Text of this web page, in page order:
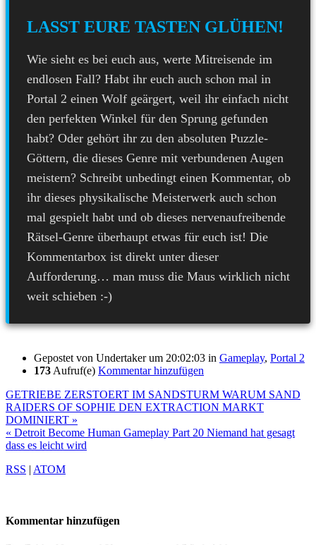
LASST EURE TASTEN GLÜHEN!
Wie sieht es bei euch aus, werte Mitreisende im
endlosen Fall? Habt ihr euch auch schon mal in
Portal 2 einen Wolf geärgert, weil ihr einfach nicht
den perfekten Winkel für den Sprung gefunden
habt? Oder gehört ihr zu den absoluten Puzzle-
Göttern, die dieses Genre mit verbundenen Augen
meistern? Schreibt unbedingt einen Kommentar, ob
ihr dieses physikalische Meisterwerk auch schon
mal gespielt habt und ob dieses nervenaufreibende
Rätsel-Genre überhaupt etwas für euch ist! Die
Kommentarbox ist direkt unter dieser
Aufforderung… man muss die Maus wirklich nicht
weit schieben :-)
Gepostet von Undertakerum 20:02:03 in Gameplay, Portal 2
173 Aufruf(e) Kommentar hinzufügen
GETRIEBE ZERSTOERT IM SANDSTURM WARUM SAND
RAIDERS OF SOPHIE DEN EXTRACTION MARKT
DOMINIERT »
« Detroit Become Human Gameplay Part 20 Niemand hat gesagt
dass es leicht wird
RSS | ATOM
Kommentar hinzufügen